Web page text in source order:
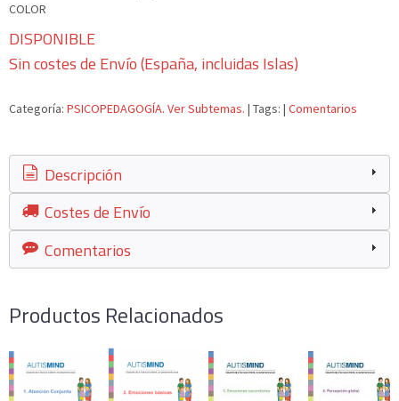
COLOR
DISPONIBLE
Sin costes de Envío (España, incluidas Islas)
Categoría: PSICOPEDAGOGÍA. Ver Subtemas. | Tags: | Comentarios
Descripción
Costes de Envío
Comentarios
Productos Relacionados